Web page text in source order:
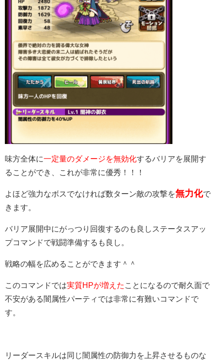
味方全体に一定量のダメージを無効化するバリアを展開す
ることができ、これが非常に優秀！！！
よほど強力なボスでなければ数ターン敵の攻撃を無力化で
きます。
バリア展開中にがっつり回復するのも良しステータスアッ
プコマンドで戦闘準備するも良し。
戦略の幅を広めることができます＾＾
このコマンドでは実質HPが増えた ことになるので耐久面で
不安がある闇属性パーティでは非常に有難いコマンドで
す。
リーダースキルは同じ闇属性の防御力を上昇させるものな